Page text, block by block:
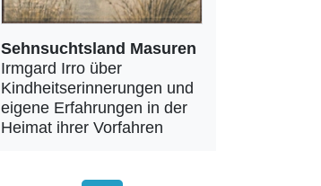
Sehnsuchtsland Masuren
Irmgard Irro über
Kindheitserinnerungen und
eigene Erfahrungen in der
Heimat ihrer Vorfahren